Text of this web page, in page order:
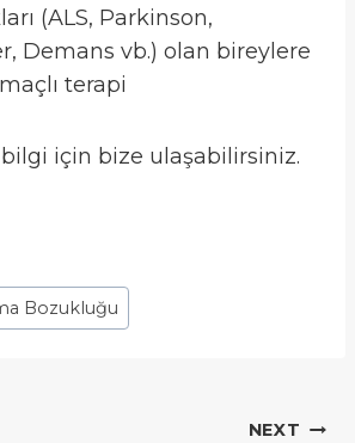
(ALS, Parkinson,
Demans vb.) olan bireylere
terapi
için bize ulaşabilirsiniz.
Bozukluğu
NEXT